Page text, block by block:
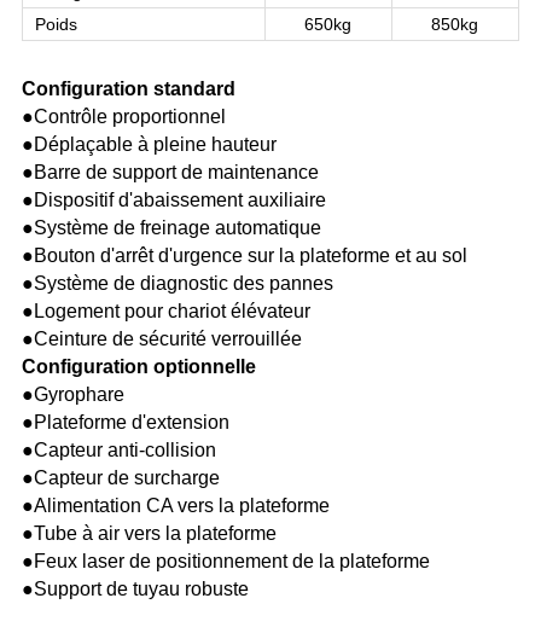
Poids
650kg 850kg
Configuration standard
●Contrôle proportionnel
●Déplaçable à pleine hauteur
●Barre de support de maintenance
●Dispositif d'abaissement auxiliaire
●Système de freinage automatique
●Bouton d'arrêt d'urgence sur la plateforme et au sol
●Système de diagnostic des pannes
●Logement pour chariot élévateur
●Ceinture de sécurité verrouillée
Configuration optionnelle
●Gyrophare
●Plateforme d'extension
●Capteur anti-collision
●Capteur de surcharge
●Alimentation CA vers la plateforme
●Tube à air vers la plateforme
●Feux laser de positionnement de la plateforme
●Support de tuyau robuste